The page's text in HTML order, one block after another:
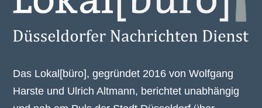
Das Lokal[büro], gegründet 2016 von Wolfgang
Harste und Ulrich Altmann, berichtet unabhängig